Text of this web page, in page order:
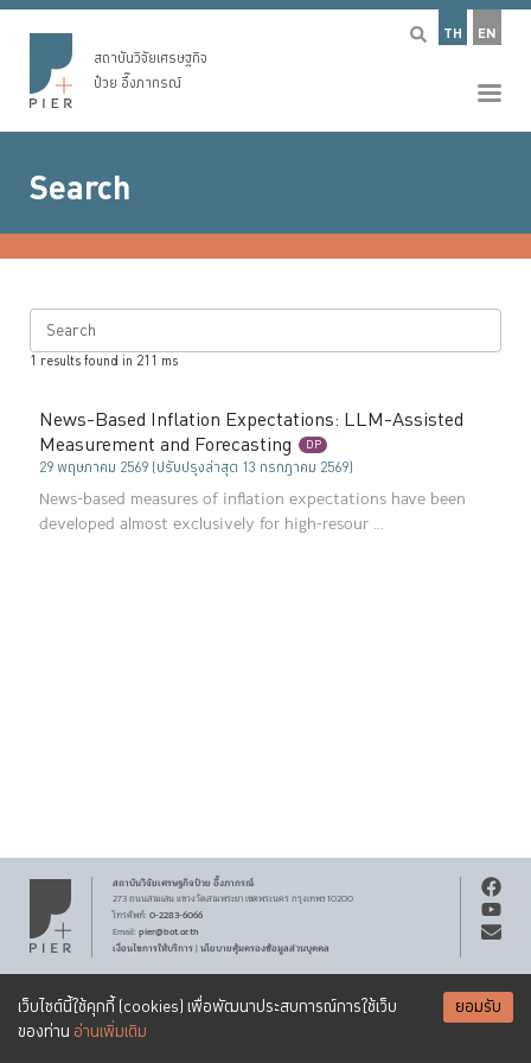
เว็บไซต์นี้ใช้คุกกี้ (cookies) เพื่อพัฒนาประสบการณ์การใช้เว็บ
ของท่าน อ่านเพิ่มเติม
ยอมรับ
TH EN
สถาบันวิจัยเศรษฐกิจ
ป๋วย อึ๊งภากรณ์
Search
Search
1 results found in 211 ms
News-Based Inflation Expectations: LLM-Assisted
Measurement and Forecasting
DP
29 พฤษภาคม 2569 (ปรับปรุงล่าสุด 13 กรกฎาคม 2569)
News-based measures of inflation expectations have been
developed almost exclusively for high-resour ...
สถาบันวิจัยเศรษฐกิจป๋วย อึ๊งภากรณ์
273 ถนนสามเสนแขวงวัดสามพระยาเขตพระนครกรุงเทพฯ 10200
โทรศัพท์: 0-2283-6066
Email: pier@bot.or.th
เงื่อนไขการให้บริการ|นโยบายคุ้มครองข้อมูลส่วนบุคคล
เอกสารเผยแพร่ทุกชิ้นสงวนสิทธิ์ภายใต้สัญญาอนุญาตCreative Commons
Attribution-NonCommercial-ShareAlike 3.0 Unported license SUBSCRIBE